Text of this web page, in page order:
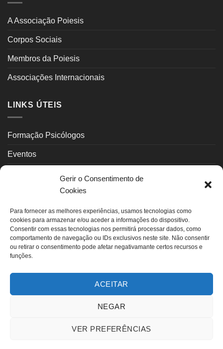
Gerir o Consentimento de
Cookies
Para fornecer as melhores experiências, usamos tecnologias como
cookies para armazenar e/ou aceder a informações do dispositivo.
Consentir com essas tecnologias nos permitirá processar dados, como
comportamento de navegação ou IDs exclusivos neste site. Não consentir
ou retirar o consentimento pode afetar negativamante certos recursos e
funções.
ACEITAR
NEGAR
VER PREFERÊNCIAS
A Associação Poiesis
Corpos Sociais
Membros da Poiesis
Associações Internacionais
LINKS ÚTEIS
Formação Psicólogos
Eventos
INFORMAÇÃO LEGAL
Política Privacidade